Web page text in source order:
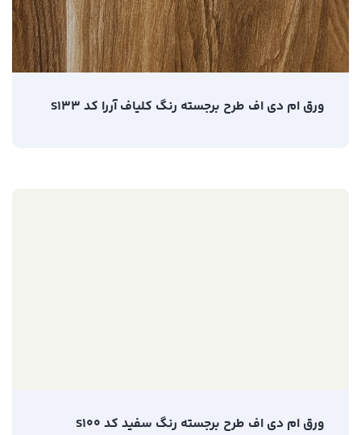
ورق ام دی اف طرح برجسته رنگ کلیاف آررا کد S133
ورق ام دی اف طرح برجسته رنگ سفید کد S100